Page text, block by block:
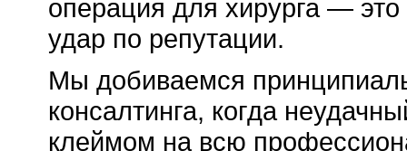
операция для хирурга —
удар по репутации.
Мы добиваемся
консалтинга, когда
клеймом на всю